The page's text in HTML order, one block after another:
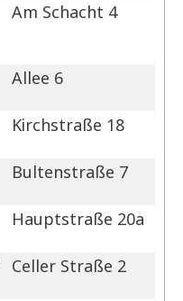
Am Schacht 4
Allee 6
Kirchstraße 18
Bultenstraße 7
Hauptstraße 20a
Celler Straße 2